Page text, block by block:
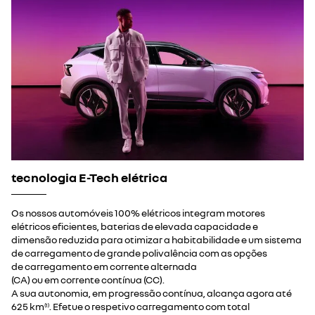
tecnologia E-Tech elétrica
Os nossos automóveis 100% elétricos integram motores
elétricos eficientes, baterias de elevada capacidade e
dimensão reduzida para otimizar a habitabilidade e um sistema
de carregamento de grande polivalência com as opções
de carregamento em corrente alternada
(CA) ou em corrente contínua (CC).
A sua autonomia, em progressão contínua, alcança agora até
625 km(1) . Efetue o respetivo carregamento com total